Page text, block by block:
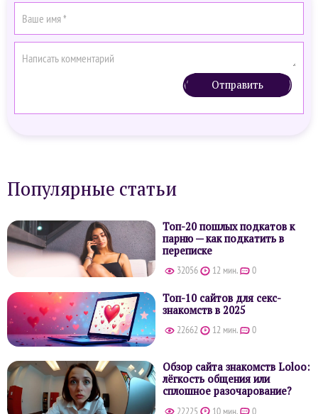
Отправить
Популярные статьи
Топ-20 пошлых подкатов к
парню — как подкатить в
переписке
32056 12 мин. 0
Топ-10 сайтов для секс-
знакомств в 2025
22662 12 мин. 0
Обзор сайта знакомств Loloo:
лёгкость общения или
сплошное разочарование?
22225 10 мин. 0